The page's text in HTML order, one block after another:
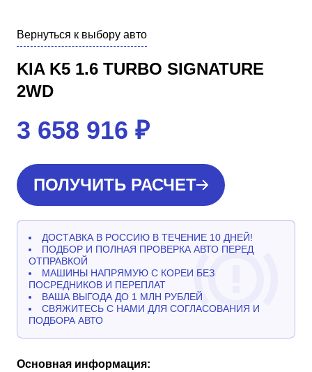
Вернуться к выбору авто
KIA K5 1.6 TURBO SIGNATURE
2WD
3 658 916 ₽
ПОЛУЧИТЬ РАСЧЕТ
ДОСТАВКА В РОССИЮ В ТЕЧЕНИЕ 10 ДНЕЙ!
ПОДБОР И ПОЛНАЯ ПРОВЕРКА АВТО ПЕРЕД
ОТПРАВКОЙ
МАШИНЫ НАПРЯМУЮ С КОРЕИ БЕЗ
ПОСРЕДНИКОВ И ПЕРЕПЛАТ
ВАША ВЫГОДА ДО 1 МЛН РУБЛЕЙ
СВЯЖИТЕСЬ С НАМИ ДЛЯ СОГЛАСОВАНИЯ И
ПОДБОРА АВТО
Основная информация: